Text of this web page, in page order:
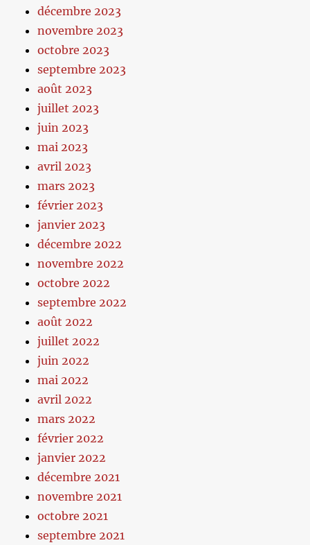
décembre 2023
novembre 2023
octobre 2023
septembre 2023
août 2023
juillet 2023
juin 2023
mai 2023
avril 2023
mars 2023
février 2023
janvier 2023
décembre 2022
novembre 2022
octobre 2022
septembre 2022
août 2022
juillet 2022
juin 2022
mai 2022
avril 2022
mars 2022
février 2022
janvier 2022
décembre 2021
novembre 2021
octobre 2021
septembre 2021